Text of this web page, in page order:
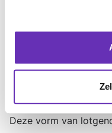
De bijeenkomsten
de locatie bij elkaar
Heb je vragen over
Deze vorm van